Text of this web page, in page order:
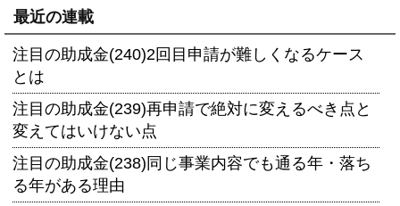
最近の連載
注目の助成金(240)2回目申請が難しくなるケース
とは
注目の助成金(239)再申請で絶対に変えるべき点と
変えてはいけない点
注目の助成金(238)同じ事業内容でも通る年・落ち
る年がある理由